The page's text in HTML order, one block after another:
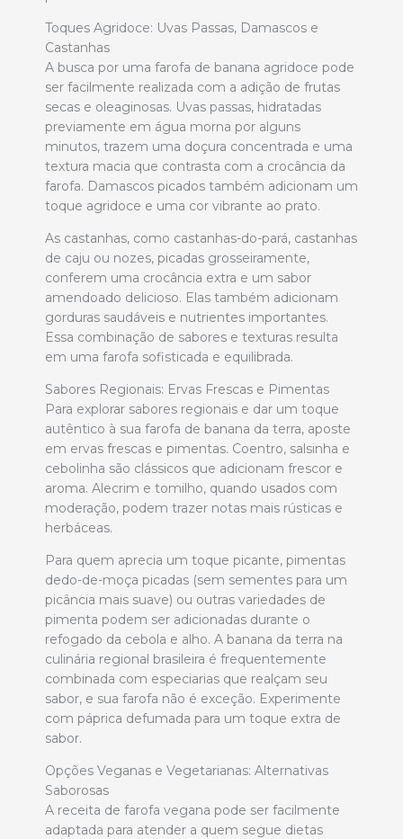
Toques Agridoce: Uvas Passas, Damascos e
Castanhas
A busca por uma farofa de banana agridoce pode
ser facilmente realizada com a adição de frutas
secas e oleaginosas. Uvas passas, hidratadas
previamente em água morna por alguns
minutos, trazem uma doçura concentrada e uma
textura macia que contrasta com a crocância da
farofa. Damascos picados também adicionam um
toque agridoce e uma cor vibrante ao prato.
As castanhas, como castanhas-do-pará, castanhas
de caju ou nozes, picadas grosseiramente,
conferem uma crocância extra e um sabor
amendoado delicioso. Elas também adicionam
gorduras saudáveis e nutrientes importantes.
Essa combinação de sabores e texturas resulta
em uma farofa sofisticada e equilibrada.
Sabores Regionais: Ervas Frescas e Pimentas
Para explorar sabores regionais e dar um toque
autêntico à sua farofa de banana da terra, aposte
em ervas frescas e pimentas. Coentro, salsinha e
cebolinha são clássicos que adicionam frescor e
aroma. Alecrim e tomilho, quando usados com
moderação, podem trazer notas mais rústicas e
herbáceas.
Para quem aprecia um toque picante, pimentas
dedo-de-moça picadas (sem sementes para um
picância mais suave) ou outras variedades de
pimenta podem ser adicionadas durante o
refogado da cebola e alho. A banana da terra na
culinária regional brasileira é frequentemente
combinada com especiarias que realçam seu
sabor, e sua farofa não é exceção. Experimente
com páprica defumada para um toque extra de
sabor.
Opções Veganas e Vegetarianas: Alternativas
Saborosas
A receita de farofa vegana pode ser facilmente
adaptada para atender a quem segue dietas